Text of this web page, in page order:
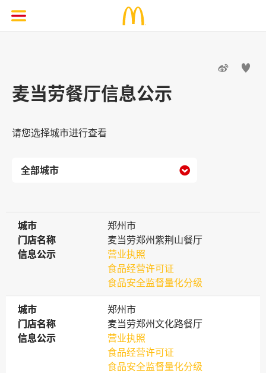
 
麦当劳餐厅信息公示
请您选择城市进行查看

城市
城市
郑州市
门店名称
门店名称
麦当劳郑州紫荆山餐厅
信息公示
信息公示
营业执照
食品经营许可证
食品安全监督量化分级
城市
城市
郑州市
门店名称
门店名称
麦当劳郑州文化路餐厅
信息公示
信息公示
营业执照
食品经营许可证
食品安全监督量化分级